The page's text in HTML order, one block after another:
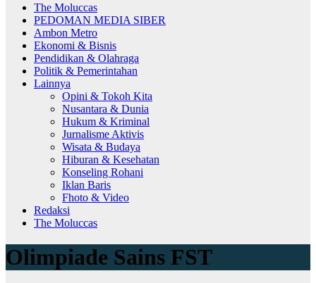
The Moluccas
PEDOMAN MEDIA SIBER
Ambon Metro
Ekonomi & Bisnis
Pendidikan & Olahraga
Politik & Pemerintahan
Lainnya
Opini & Tokoh Kita
Nusantara & Dunia
Hukum & Kriminal
Jurnalisme Aktivis
Wisata & Budaya
Hiburan & Kesehatan
Konseling Rohani
Iklan Baris
Fhoto & Video
Redaksi
The Moluccas
Olimpiade Sains FST